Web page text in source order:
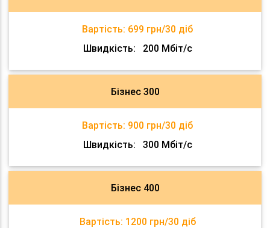
Вартість: 699 грн/30 діб
Швидкість:
200 Мбіт/с
Бізнес 300
Вартість: 900 грн/30 діб
Швидкість:
300 Мбіт/с
Бізнес 400
Вартість: 1200 грн/30 діб